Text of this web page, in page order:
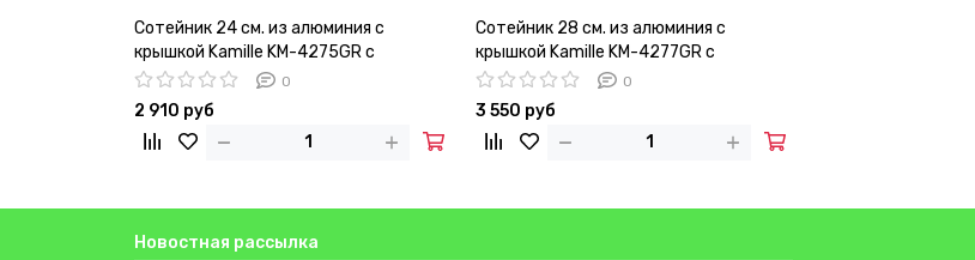
Сотейник 24 см. из алюминия с
крышкой Kamille KM-4275GR с
мраморным покрытием
0
2 910 руб
Сотейник 28 см. из алюминия с
крышкой Kamille KM-4277GR с
мраморным покрытием
0
3 550 руб
Новостная рассылка